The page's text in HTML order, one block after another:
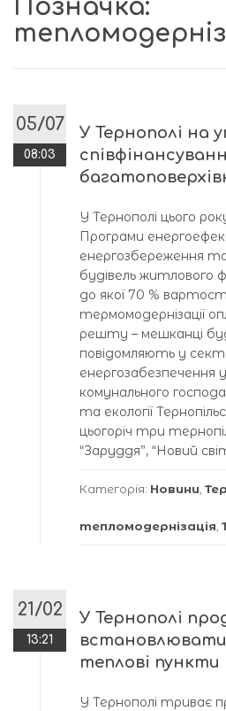
Позначка:
05/07
08:03
У Тернополі на
У Тернополі цього
Програми
енергозбереження
будівель житлового
до якої 70 %
термомодернізації
решту – мешканці
повідомляють у
енергозабезпечення
комунального
та екології
цьогоріч три
“Заруддя”, “Новий
Категорія: Новини
тепломодернізація
21/02
13:21
У Тернополі
встановлювати
теплові пункти
У Тернополі триває